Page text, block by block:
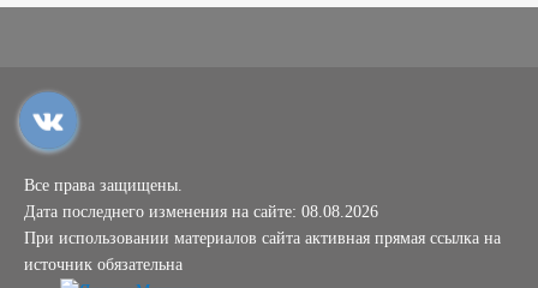
Все права защищены.
Дата последнего изменения на сайте: 08.08.2026
При использовании материалов сайта активная прямая ссылка на
источник обязательна